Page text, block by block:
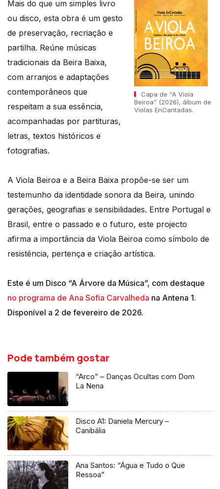
Capa de “A Viola
Beiroa” (2026), álbum de
Violas EnCantadas.
Mais do que um simples livro
ou disco, esta obra é um gesto
de preservação, recriação e
partilha. Reúne músicas
tradicionais da Beira Baixa,
com arranjos e adaptações
contemporâneos que
respeitam a sua essência,
acompanhadas por partituras,
letras, textos históricos e
fotografias.
A Viola Beiroa e a Beira Baixa propõe-se ser um
testemunho da identidade sonora da Beira, unindo
gerações, geografias e sensibilidades. Entre Portugal e
Brasil, entre o passado e o futuro, este projecto
afirma a importância da Viola Beiroa como símbolo de
resistência, pertença e criação artística.
Este é um Disco “A Árvore da Música”, com destaque
no programa de Ana Sofia Carvalheda na Antena 1.
Disponível a 2 de fevereiro de 2026.
Pode também gostar
“Arco” – Danças Ocultas com Dom
La Nena
Disco A1: Daniela Mercury –
Canibália
Ana Santos: “Água e Tudo o Que
Ressoa”